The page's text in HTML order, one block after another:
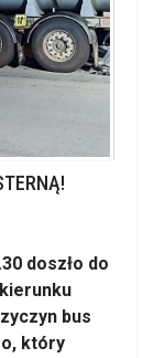
doszło do
bus
który